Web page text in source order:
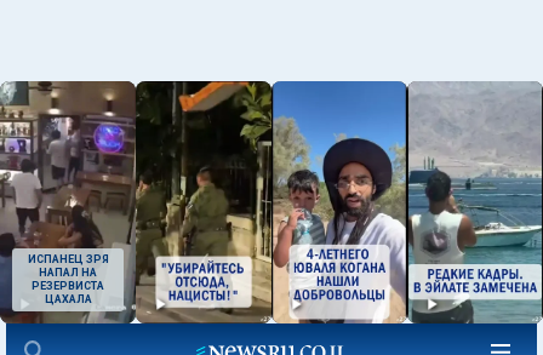
ИСПАНЕЦ ЗРЯ
НАПАЛ НА
РЕЗЕРВИСТА
ЦАХАЛА